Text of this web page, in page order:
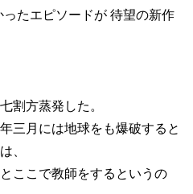
たエピソードが 待望の新作
割方蒸発した。
三月には地球をも爆破すると
、
ここで教師をするというの